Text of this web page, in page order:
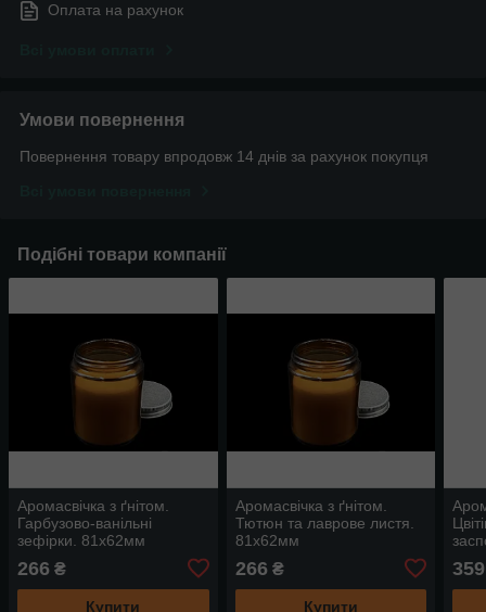
Оплата на рахунок
Умови повернення
Повернення товару впродовж 14 днів за рахунок покупця
Подібні товари компанії
Аромасвічка з ґнітом.
Гарбузово-ванільні
зефірки. 81х62мм
266 ₴
Купити
Аромасвічка з ґнітом.
Тютюн та лаврове листя.
81х62мм
266 ₴
Купити
359